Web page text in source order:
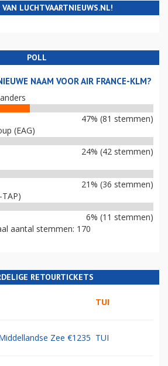
VAN LUCHTVAARTNIEUWS.NL!
POLL
NAAM VOOR AIR FRANCE-KLM?
47% (81 stemmen)
(EAG)
24% (42 stemmen)
21% (36 stemmen)
6% (11 stemmen)
aantal stemmen: 170
RETOURTICKETS
TUI
Zee €1235 TUI